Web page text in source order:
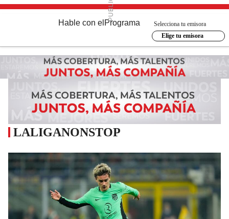
Hable con el Programa
Selecciona tu emisora
Elige tu emisora
LALIGANONSTOP